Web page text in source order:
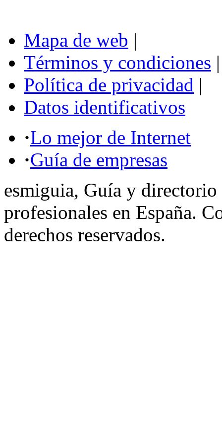
Mapa de web |
Términos y condiciones |
Política de privacidad |
Datos identificativos
·Lo mejor de Internet
·Guía de empresas
esmiguia, Guía y directorio
profesionales en España.
derechos reservados.